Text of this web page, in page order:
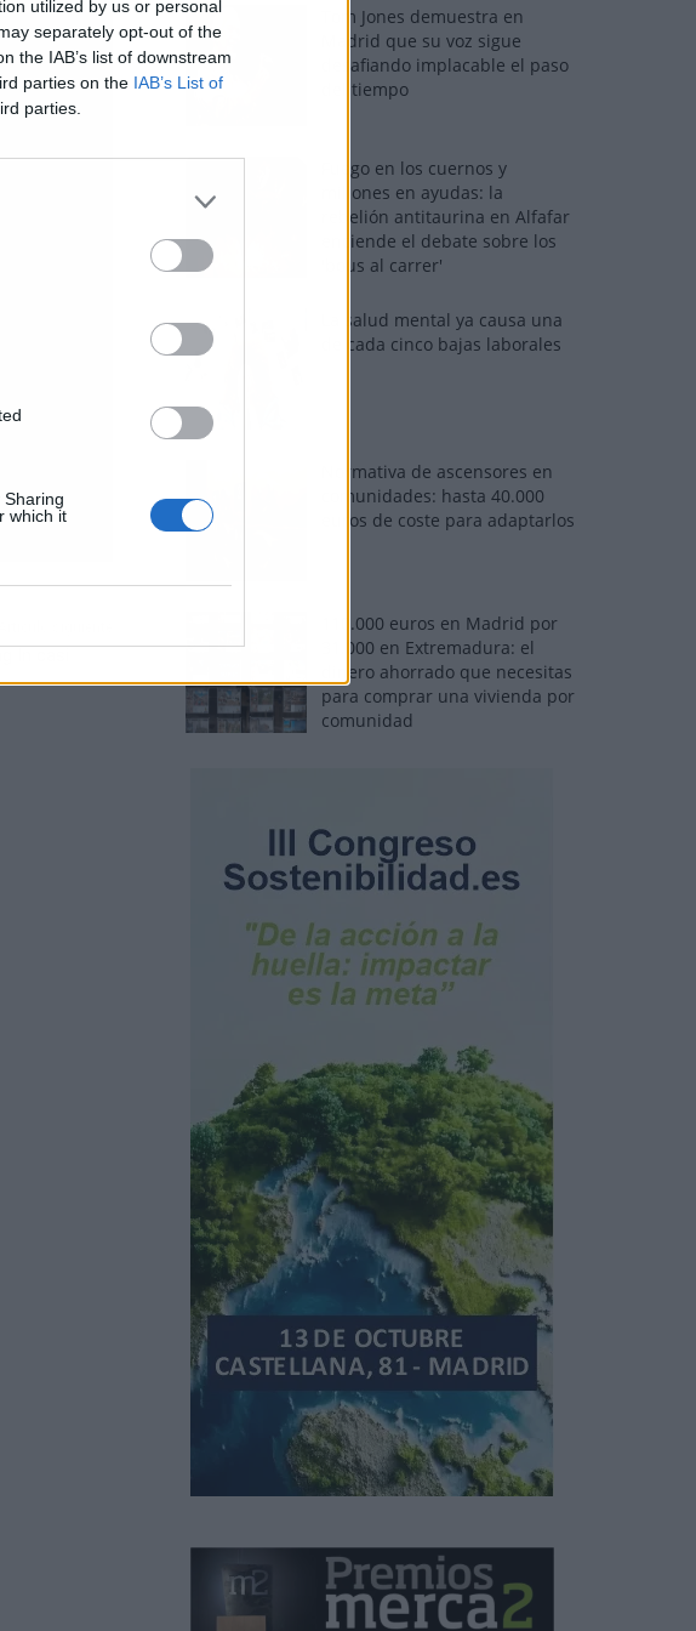
utilized by us or personal
separately opt-out of the
the IAB’s list of downstream
parties on the IAB’s List of
parties.
which it
Tom Jones demuestra en
Madrid que su voz sigue
desafiando implacable el paso
del tiempo
Fuego en los cuernos y
millones en ayudas: la
rebelión antitaurina en Alfafar
enciende el debate sobre los
'bous al carrer'
La salud mental ya causa una
de cada cinco bajas laborales
Normativa de ascensores en
comunidades: hasta 40.000
euros de coste para adaptarlos
110.000 euros en Madrid por
31.000 en Extremadura: el
dinero ahorrado que necesitas
para comprar una vivienda por
comunidad